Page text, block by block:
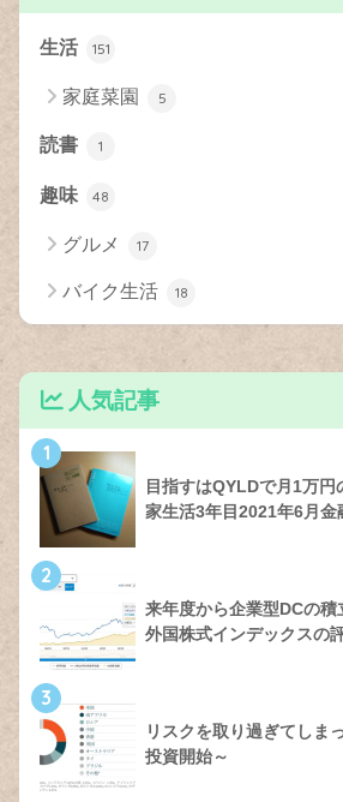
生活 151
家庭菜園 5
読書 1
趣味 48
グルメ 17
バイク生活 18
人気記事
1
目指すはQYLDで月1万円
家生活3年目2021年6月金
2
来年度から企業型DCの積
外国株式インデックスの
3
リスクを取り過ぎてしま
投資開始～